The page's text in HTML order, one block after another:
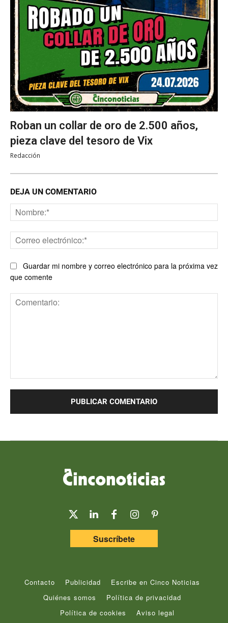
Roban un collar de oro de 2.500 años,
pieza clave del tesoro de Vix
Redacción
DEJA UN COMENTARIO
Guardar mi nombre y correo electrónico para la próxima vez
que comente
Suscríbete
Contacto Publicidad
Escribe en Cinco Noticias
Quiénes somos
Política de privacidad
Política de cookies
Aviso legal